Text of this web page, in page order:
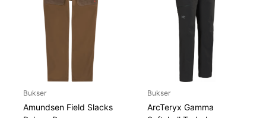
Bukser
Amundsen Field Slacks
Bukser
ArcTeryx Gamma